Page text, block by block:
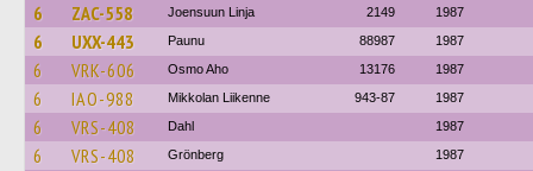
6 ZAC-558 Joensuun Linja 2149 1987
6 UXX-443 Paunu 88987 1987
6 VRK-606 Osmo Aho 13176 1987
6 IAO-988 Mikkolan Liikenne 943-87 1987
6 VRS-408 Dahl 1987
6 VRS-408 Grönberg 1987